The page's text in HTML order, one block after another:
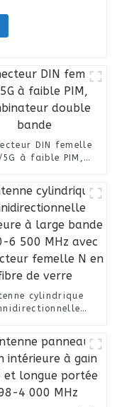
DIN femelle
5G à faible PIM,
cylindrique
femelle N en
fibre de verre